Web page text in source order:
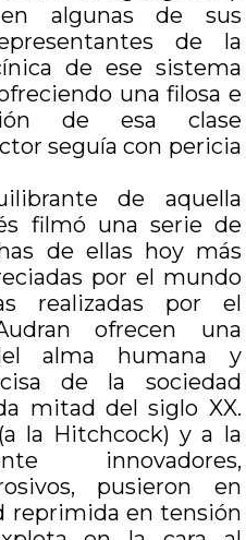
en algunas de sus
de la
de ese sistema
una filosa e
de esa clase
seguía con pericia
de aquella
filmó una serie de
de ellas hoy más
por el mundo
realizadas por el
ofrecen una
alma humana y
de la sociedad
mitad del siglo XX.
la Hitchcock) y a la
innovadores,
pusieron en
reprimida en tensión